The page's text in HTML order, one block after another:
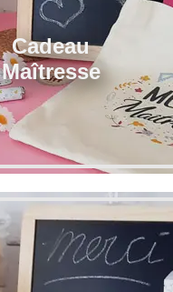
Cadeau
Maîtresse